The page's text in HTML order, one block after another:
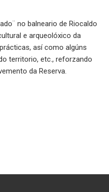
no balneario de Riocaldo
e arqueolóxico da
así como algúns
territorio, etc., reforzando
da Reserva.